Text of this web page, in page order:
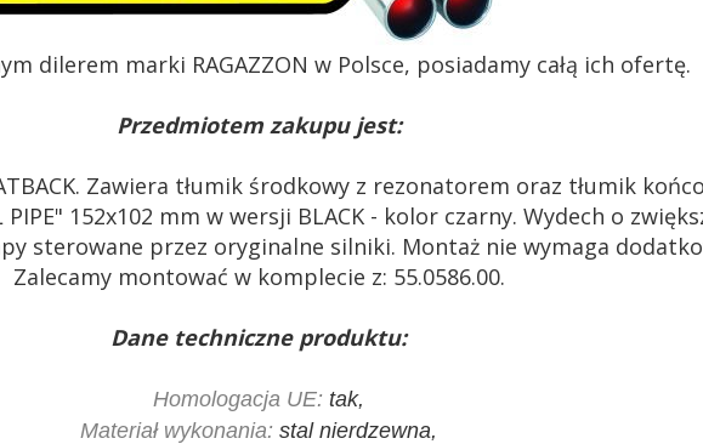
dilerem marki RAGAZZON w Polsce, posiadamy całą ich ofertę.
Przedmiotem zakupu jest:
Zawiera tłumik środkowy z rezonatorem oraz tłumik
PIPE" 152x102 mm w wersji BLACK - kolor czarny. Wydech o
sterowane przez oryginalne silniki. Montaż nie wymaga
Zalecamy montować w komplecie z: 55.0586.00.
Dane techniczne produktu:
Homologacja UE: tak,
Materiał wykonania: stal nierdzewna,